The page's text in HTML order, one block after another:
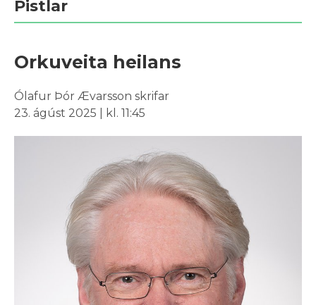
Pistlar
Orkuveita heilans
Ólafur Þór Ævarsson skrifar
23. ágúst 2025 | kl. 11:45